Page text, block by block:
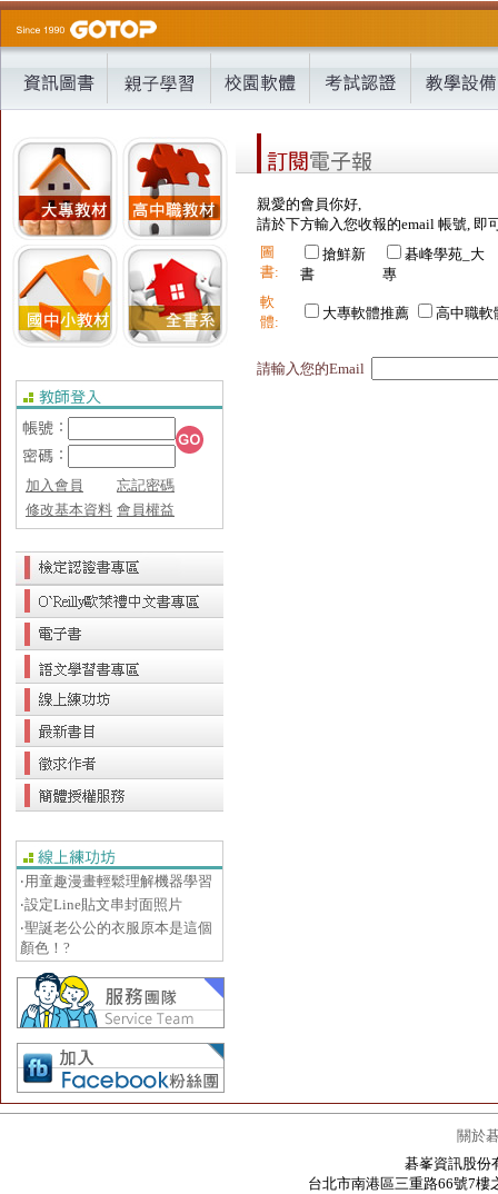
加入會員
忘記密碼
修改基本資料 會員權益
‧用童趣漫畫輕鬆理解機器學習
‧設定Line貼文串封面照片
‧聖誕老公公的衣服原本是這個
顏色！?
親愛的會員你好,
請於下方輸入您收報的email 帳號, 即
圖
書:
搶鮮新
書
碁峰學苑_大
專
軟
體:
大專軟體推薦 高中職軟
請輸入您的Email
關於
碁峯資訊股份
台北市南港區三重路66號7樓